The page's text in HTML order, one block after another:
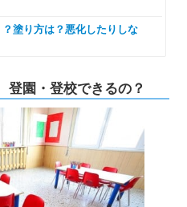
塗り方は？悪化したりしな
登園・登校できるの？